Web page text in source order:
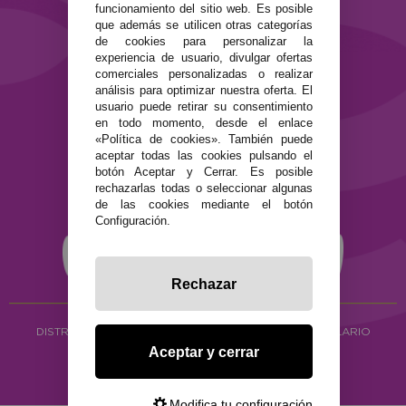
SEGURIDAD Y PRIVACIDAD
Términos y condiciones de uso
Política de privacidad
Política de cookies
DISTRIBUCIÓN ALIMENTACIÓN ECOLÓGICA Y HERBOLARIO
Copyright © 2026 ·www.ecocash.es
funcionamiento del sitio web. Es posible
que además se utilicen otras categorías
de cookies para personalizar la
experiencia de usuario, divulgar ofertas
comerciales personalizadas o realizar
análisis para optimizar nuestra oferta. El
usuario puede retirar su consentimiento
en todo momento, desde el enlace
«Política de cookies». También puede
aceptar todas las cookies pulsando el
botón Aceptar y Cerrar. Es posible
rechazarlas todas o seleccionar algunas
de las cookies mediante el botón
Configuración.
Rechazar
Aceptar y cerrar